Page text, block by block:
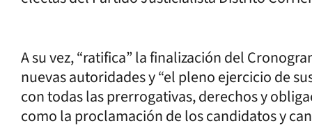
A su vez, “ratifica” la finalización del
nuevas autoridades y “el pleno ejercicio de
con todas las prerrogativas, derechos y
como la proclamación de los candidatos y